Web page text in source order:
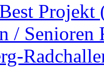
Projekt
/ Senioren